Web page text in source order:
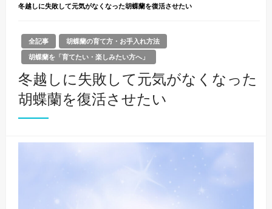
冬越しに失敗して元気がなくなった胡蝶蘭を復活させたい
全記事
胡蝶蘭の育て方・お手入れ方法
胡蝶蘭を「育てたい・楽しみたい方へ」
冬越しに失敗して元気がなくなった
胡蝶蘭を復活させたい